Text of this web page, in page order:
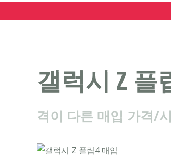
갤럭시 Z 플
격이 다른 매입 가격/